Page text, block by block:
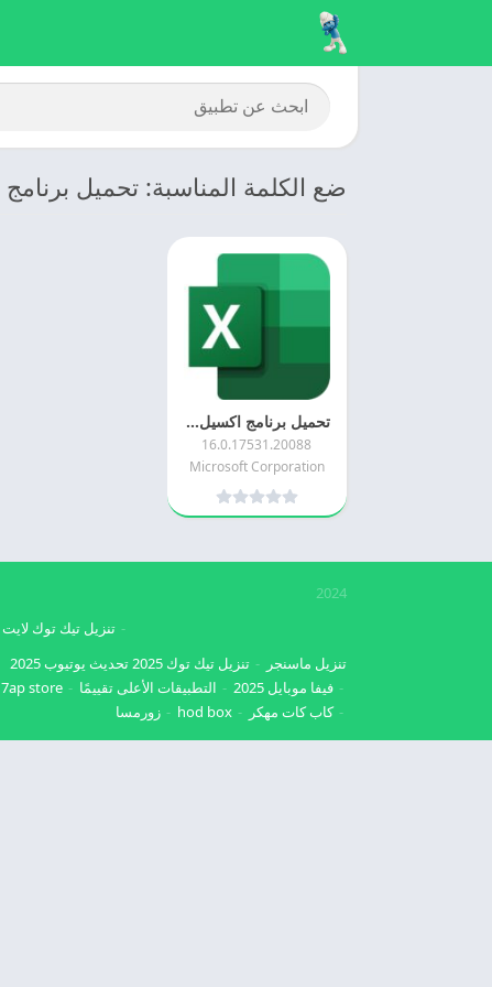
ضع الكلمة المناسبة: تحميل برنامج Excel للاندرويد مجانا
تحميل برنامج اكسيل 2025 Microsoft Excel اخر اصدار
16.0.17531.20088
Microsoft Corporation
2024
تنزيل ماسنجر تنزيل تيك توك 2025
تنزيل تيك توك لايت
تحديث يوتيوب 2025
فيفا موبايل 2025
التطبيقات الأعلى تقييمًا 7ap store
كاب كات مهكر
hod box زورمسا